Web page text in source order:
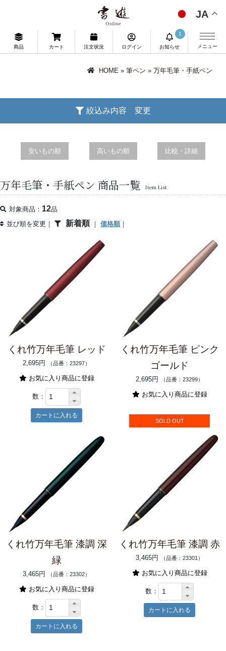
JA
商品 カート 注文状況 ログイン お知らせ
1
メニュー
HOME » 筆ペン » 万年毛筆・手紙ペン
絞込み内容 変更
安いもの順 高いもの順 比較・詳細
万年毛筆・手紙ペン 商品一覧 Item List
対象商品： 12品
並び順を変更｜
新着順 ｜ 価格順｜
くれ竹万年毛筆 レッド
2,695円 （品番：23297）
お気に入り商品に登録
数：
くれ竹万年毛筆 ピンク
ゴールド
2,695円 （品番：23299）
お気に入り商品に登録
SOLD OUT
くれ竹万年毛筆 漆調 深
緑
3,465円 （品番：23302）
お気に入り商品に登録
数：
くれ竹万年毛筆 漆調 赤
3,465円 （品番：23301）
お気に入り商品に登録
数：